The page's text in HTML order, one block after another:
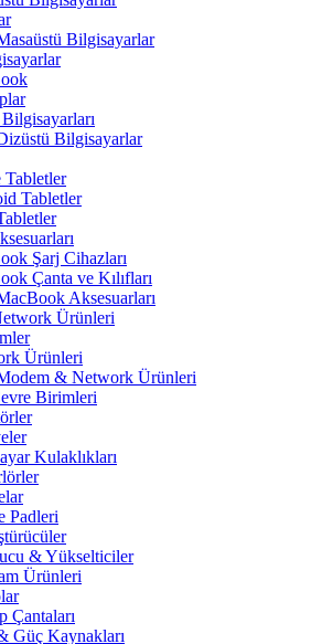
Bilgisayarlar
Bilgisayarlar
Tabletler
Tabletler
Şarj Cihazları
Çanta ve Kılıfları
Aksesuarları
Ürünleri
Ürünleri
& Network Ürünleri
Birimleri
Kulaklıkları
Padleri
& Yükselticiler
Ürünleri
Çantaları
Güç Kaynakları